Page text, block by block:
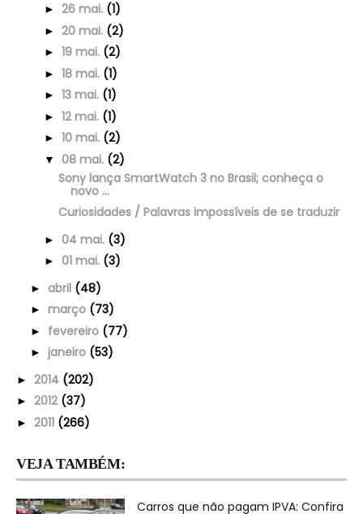
► 26 mai. (1)
► 20 mai. (2)
► 19 mai. (2)
► 18 mai. (1)
► 13 mai. (1)
► 12 mai. (1)
► 10 mai. (2)
▼ 08 mai. (2)
Sony lança SmartWatch 3 no Brasil; conheça o
novo ...
Curiosidades / Palavras impossíveis de se traduzir
► 04 mai. (3)
► 01 mai. (3)
► abril (48)
► março (73)
► fevereiro (77)
► janeiro (53)
► 2014 (202)
► 2012 (37)
► 2011 (266)
VEJA TAMBÉM:
Carros que não pagam IPVA: Confira